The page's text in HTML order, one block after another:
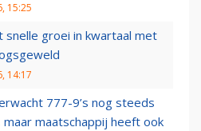
15:25
snelle groei in kwartaal met
14:17
777-9’s nog steeds
maatschappij heeft ook